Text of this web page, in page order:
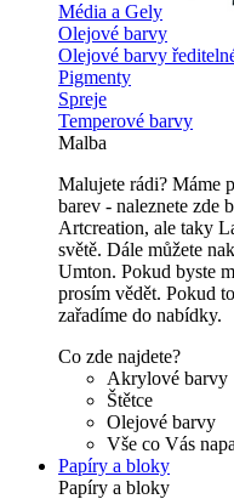
Média a Gely
Olejové barvy
Olejové barvy
Pigmenty
Spreje
Temperové barvy
Malba
Malujete rádi? Máme
barev - naleznete zde
Artcreation, ale taky
světě. Dále můžete
Umton. Pokud byste
prosím vědět. Pokud
zařadíme do nabídky.
Co zde najdete?
Akrylové barvy
Štětce
Olejové barvy
Vše co Vás
Papíry a bloky
Papíry a bloky